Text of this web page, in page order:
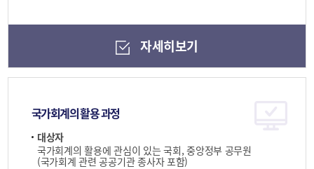
자세히보기
국가회계의 활용 과정
대상자
국가회계의 활용에 관심이 있는 국회, 중앙정부 공무원
(국가회계 관련 공공기관 종사자 포함)